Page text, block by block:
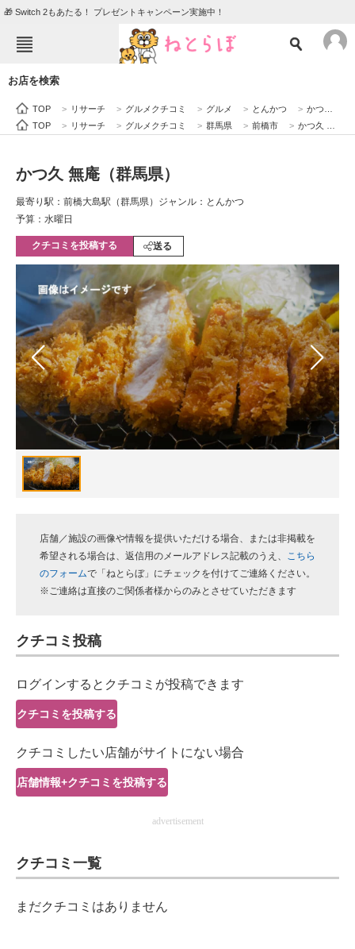
🎁 Switch 2もあたる！ プレゼントキャンペーン実施中！
エンタメ クイズ
住まい
動物
会員記事
メディア
注目記事を集めた総合ページ
ITの今と未来を見通す
スマホと通信の最新トレンド
進化するPCとデバイスの未来
好きが集まる 比べて選べる
ビジネスと働き方のヒント
企業ITのトレンドを詳説
経営リーダーのコミュニティ
ITエンジニア向け専門サイト
企業向けIT製品の総合サイト
IT製品の技術・比較・事例
製造業のIT導入・活用を支援
エレクトロニクス専門サイト
電子設計の基本と応用
お店を検索
TOP > リサーチ > グルメクチコミ > グルメ > とんかつ > かつ久 無庵（群馬県）
TOP
> リサーチ > グルメクチコミ > 群馬県 > 前橋市 > かつ久 無庵（群馬県）
かつ久 無庵（群馬県）
最寄り駅：前橋大島駅（群馬県） ジャンル：とんかつ
予算：水曜日
クチコミを投稿する 送る
店舗／施設の画像や情報を提供いただける場合、または非掲載を
希望される場合は、返信用のメールアドレス記載のうえ、
こちら
のフォームで「ねとらぼ」にチェックを付けてご連絡ください。
※ご連絡は直接のご関係者様からのみとさせていただきます
クチコミ投稿
ログインするとクチコミが投稿できます
クチコミを投稿する
クチコミしたい店舗がサイトにない場合
店舗情報+クチコミを投稿する
advertisement
クチコミ一覧
まだクチコミはありません